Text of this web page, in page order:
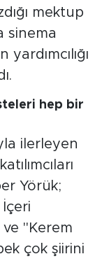
mektup
sinema
hep bir
ilerleyen
Yörük;
"Kerem
çok şiirini